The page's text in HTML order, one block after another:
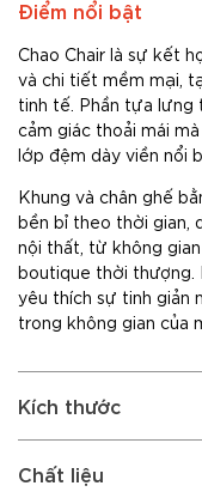
Điểm nổi bật
Chao Chair là sự kết
và chi tiết mềm mại,
tinh tế. Phần tựa lưng
cảm giác thoải mái
lớp đệm dày viền nổi
Khung và chân ghế
bền bỉ theo thời gian,
nội thất, từ không
boutique thời thượng.
yêu thích sự tinh giản
trong không gian của
Kích thước
Chất liệu